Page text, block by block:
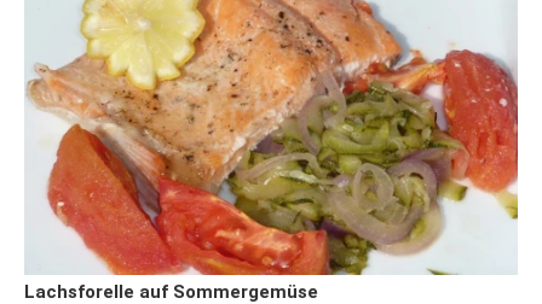
Lachsforelle auf Sommergemüse